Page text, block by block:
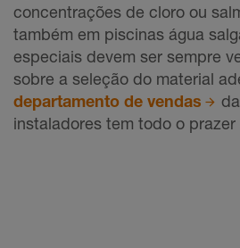
concentrações de cloro ou
também em piscinas água
especiais devem ser sempre
sobre a seleção do material
departamento de vendas
instaladores tem todo o